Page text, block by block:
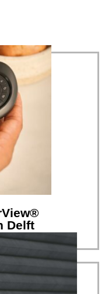
Delft
your life
collectie